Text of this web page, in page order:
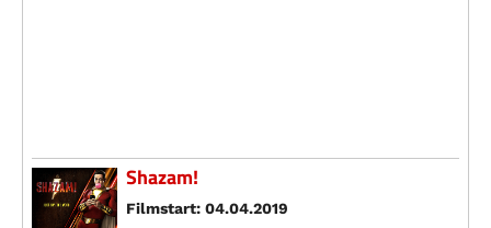
Shazam!
Filmstart: 04.04.2019